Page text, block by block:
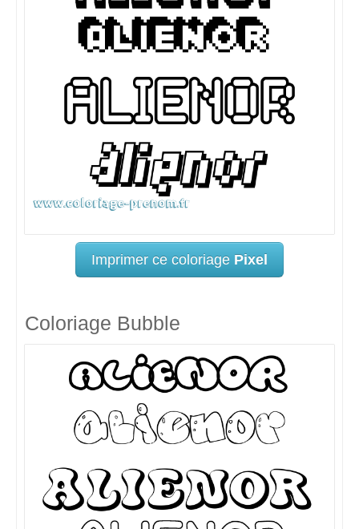
Imprimer ce coloriage Pixel
Coloriage Bubble